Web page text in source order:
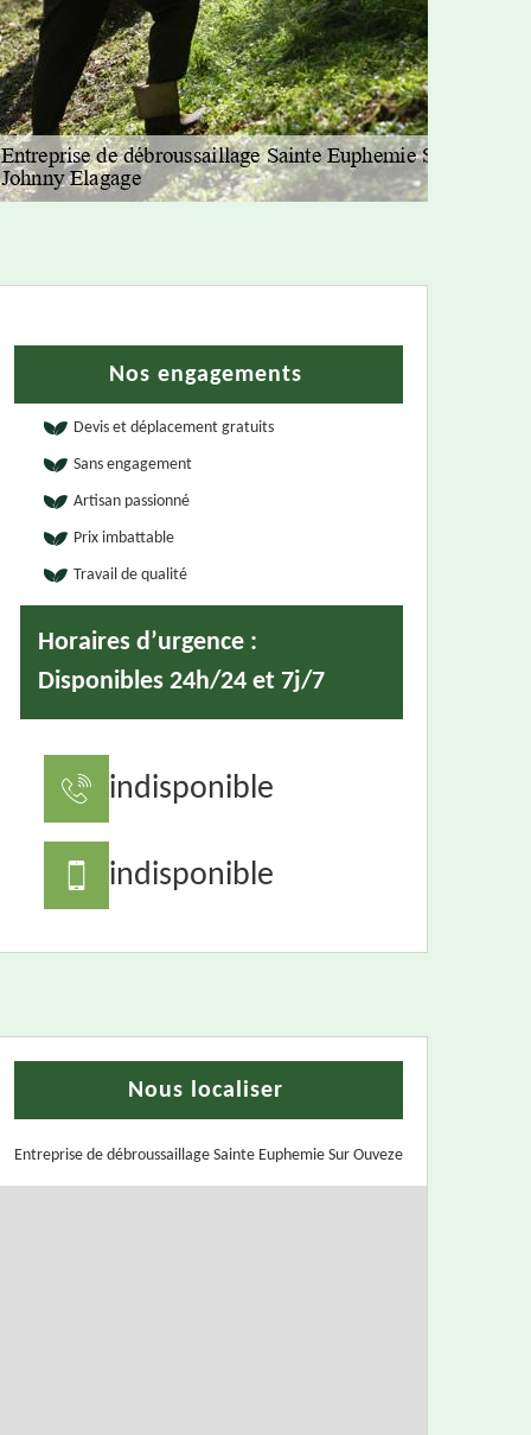
Nos engagements
Devis et déplacement gratuits
Sans engagement
Artisan passionné
Prix imbattable
Travail de qualité
Horaires d’urgence :
Disponibles 24h/24 et 7j/7
indisponible
indisponible
Nous localiser
Entreprise de débroussaillage Sainte Euphemie Sur Ouveze